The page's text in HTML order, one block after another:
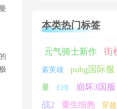
本类热门标签
元气骑士新作 街
索英雄 pubg国际服
量 幻塔 崩坏3国服
战2
重生细胞 穿